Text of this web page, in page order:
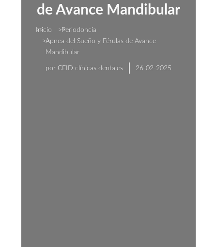
de Avance Mandibular
Estás aquí:
Inicio
Periodoncia
Apnea del Sueño y Férulas de Avance
Mandibular
por CEID clínicas dentales 26-02-2025